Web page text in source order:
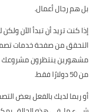
بل هم رجال أعمال.
إذا كنت تريد أن تبدأ الآن
التحقق من صفحة خدمات
مشهورين ينتظرون مشروعك
من 50 دولارًا فقط.
أو ربما لديك بالفعل بعض